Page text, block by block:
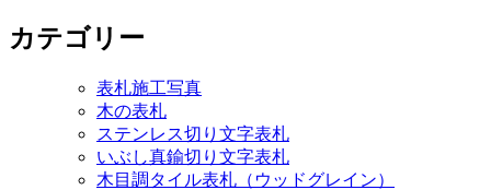
カテゴリー
表札施工写真
木の表札
ステンレス切り文字表札
いぶし真鍮切り文字表札
木目調タイル表札（ウッドグレイン）